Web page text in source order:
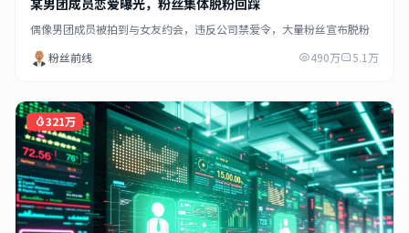
某男团成员恋爱曝光，粉丝集体脱粉回踩
偶像男团成员被拍到与女友约会，违反公司禁爱令，大量粉丝宣布脱粉
粉丝前线
490万 5.1万
321万